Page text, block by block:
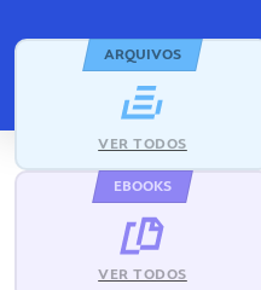
ARQUIVOS
VER TODOS
EBOOKS
VER TODOS